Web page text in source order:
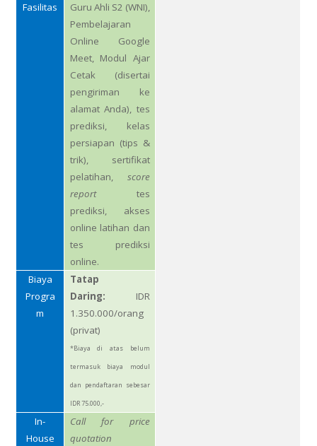
Fasilitas
Guru Ahli S2 (WNI),
Pembelajaran
Online Google
Meet, Modul Ajar
Cetak (disertai
pengiriman ke
alamat Anda), tes
prediksi, kelas
persiapan (tips &
trik), sertifikat
pelatihan,score
reporttes
prediksi, akses
online latihan dan
tes prediksi
online.
Biaya
Progra
m
Tatap
Daring: IDR
1.350.000/orang
(privat)
*Biaya di atas belum
termasuk biaya modul
dan pendaftaran sebesar
IDR 75.000,-
In-
House
Call for price
quotation